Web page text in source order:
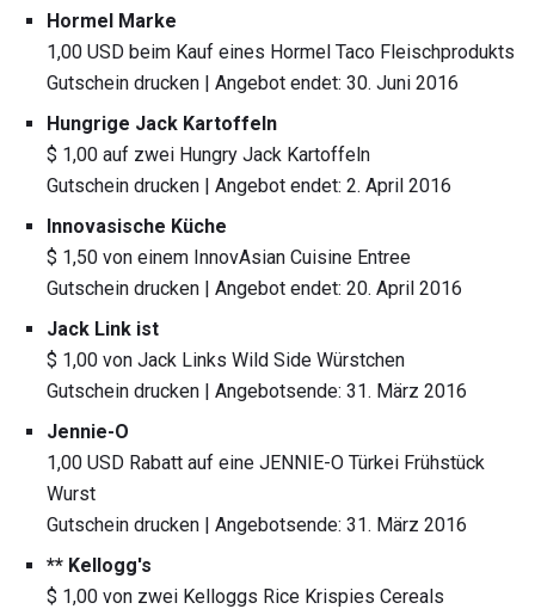
Hormel Marke
1,00 USD beim Kauf eines Hormel Taco Fleischprodukts
Gutschein drucken | Angebot endet: 30. Juni 2016
Hungrige Jack Kartoffeln
$ 1,00 auf zwei Hungry Jack Kartoffeln
Gutschein drucken | Angebot endet: 2. April 2016
Innovasische Küche
$ 1,50 von einem InnovAsian Cuisine Entree
Gutschein drucken | Angebot endet: 20. April 2016
Jack Link ist
$ 1,00 von Jack Links Wild Side Würstchen
Gutschein drucken | Angebotsende: 31. März 2016
Jennie-O
1,00 USD Rabatt auf eine JENNIE-O Türkei Frühstück
Wurst
Gutschein drucken | Angebotsende: 31. März 2016
** Kellogg's
$ 1,00 von zwei Kelloggs Rice Krispies Cereals